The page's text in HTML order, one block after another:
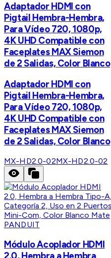
Adaptador HDMI con
Pigtail Hembra-Hembra,
Para Vídeo 720, 1080p,
4K UHD Compatible con
Faceplates MAX Siemon
de 2 Salidas, Color Blanco
Adaptador HDMI con
Pigtail Hembra-Hembra,
Para Vídeo 720, 1080p,
4K UHD Compatible con
Faceplates MAX Siemon
de 2 Salidas, Color Blanco
MX-HD2.0-02MX-HD2.0-02
PANDUIT
Módulo Acoplador HDMI
2.0, Hembra a Hembra